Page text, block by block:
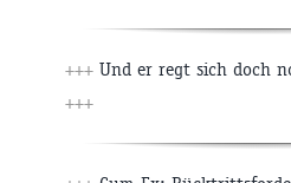
+++ Und er regt sich doch
+++